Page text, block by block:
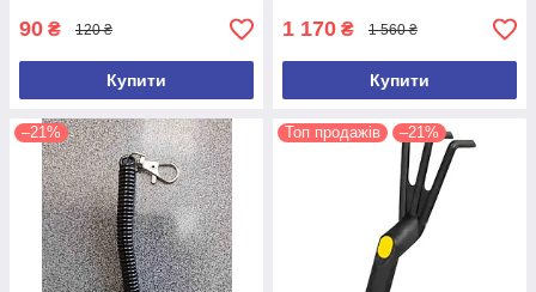
90 ₴ 120 ₴
Купити
1 170 ₴ 1 560 ₴
Купити
–21% Топ продажів –21%